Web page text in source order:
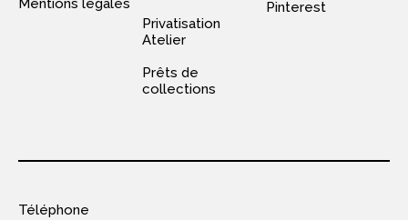
Mentions légales
Privatisation
Atelier
Prêts de
collections
Pinterest
Téléphone